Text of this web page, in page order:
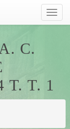
С.
Т. 1